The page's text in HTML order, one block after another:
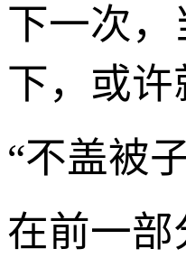
下一次，
下，或
“不盖被
在前一